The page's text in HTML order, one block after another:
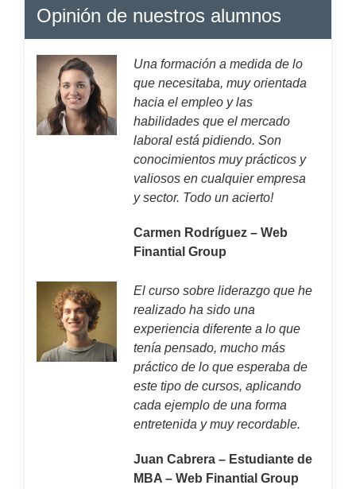
Opinión de nuestros alumnos
Una formación a medida de lo
que necesitaba, muy orientada
hacia el empleo y las
habilidades que el mercado
laboral está pidiendo. Son
conocimientos muy prácticos y
valiosos en cualquier empresa
y sector. Todo un acierto!
Carmen Rodríguez – Web
Finantial Group
El curso sobre liderazgo que he
realizado ha sido una
experiencia diferente a lo que
tenía pensado, mucho más
práctico de lo que esperaba de
este tipo de cursos, aplicando
cada ejemplo de una forma
entretenida y muy recordable.
Juan Cabrera – Estudiante de
MBA – Web Finantial Group